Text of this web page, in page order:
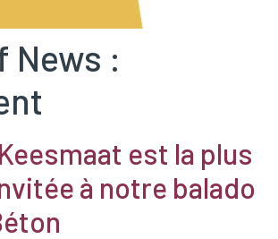
News :
est la plus
à notre balado